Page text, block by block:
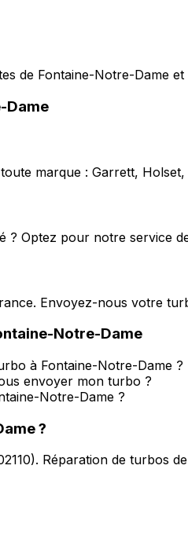
de Fontaine-Notre-Dame et
Dame
marque : Garrett,
? Optez pour notre service
Envoyez-nous votre
Notre-Dame
à Fontaine-Notre-Dame ?
envoyer mon turbo ?
Notre-Dame ?
?
). Réparation de turbos